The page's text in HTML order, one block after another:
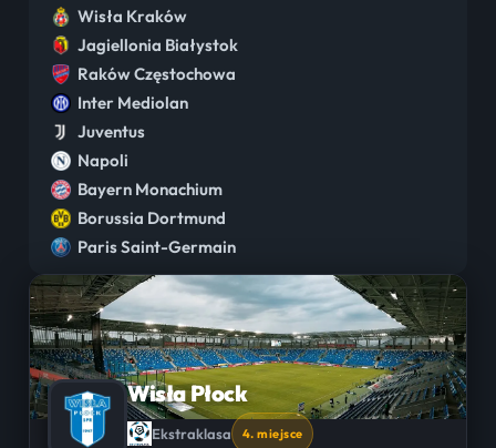
Wisła Kraków
Jagiellonia Białystok
Raków Częstochowa
Inter Mediolan
Juventus
Napoli
Bayern Monachium
Borussia Dortmund
Paris Saint-Germain
Wisła Płock
Ekstraklasa 4. miejsce